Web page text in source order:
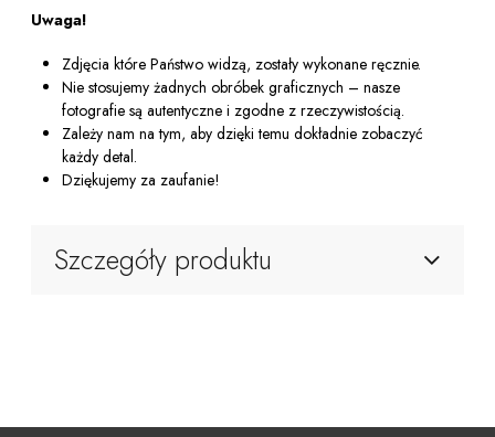
Uwaga!
Zdjęcia które Państwo widzą, zostały wykonane ręcznie.
Nie stosujemy żadnych obróbek graficznych – nasze
fotografie są autentyczne i zgodne z rzeczywistością.
Zależy nam na tym, aby dzięki temu dokładnie zobaczyć
każdy detal.
Dziękujemy za zaufanie!
Szczegóły produktu